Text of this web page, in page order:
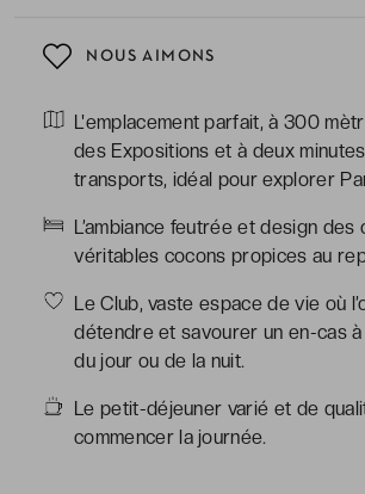
NOUS AIMONS
L'emplacement parfait, à 300
des Expositions et à deux
transports, idéal pour explorer
L’ambiance feutrée et design des
véritables cocons propices au
Le Club, vaste espace de vie où
détendre et savourer un en-cas
du jour ou de la nuit.
Le petit-déjeuner varié et de
commencer la journée.